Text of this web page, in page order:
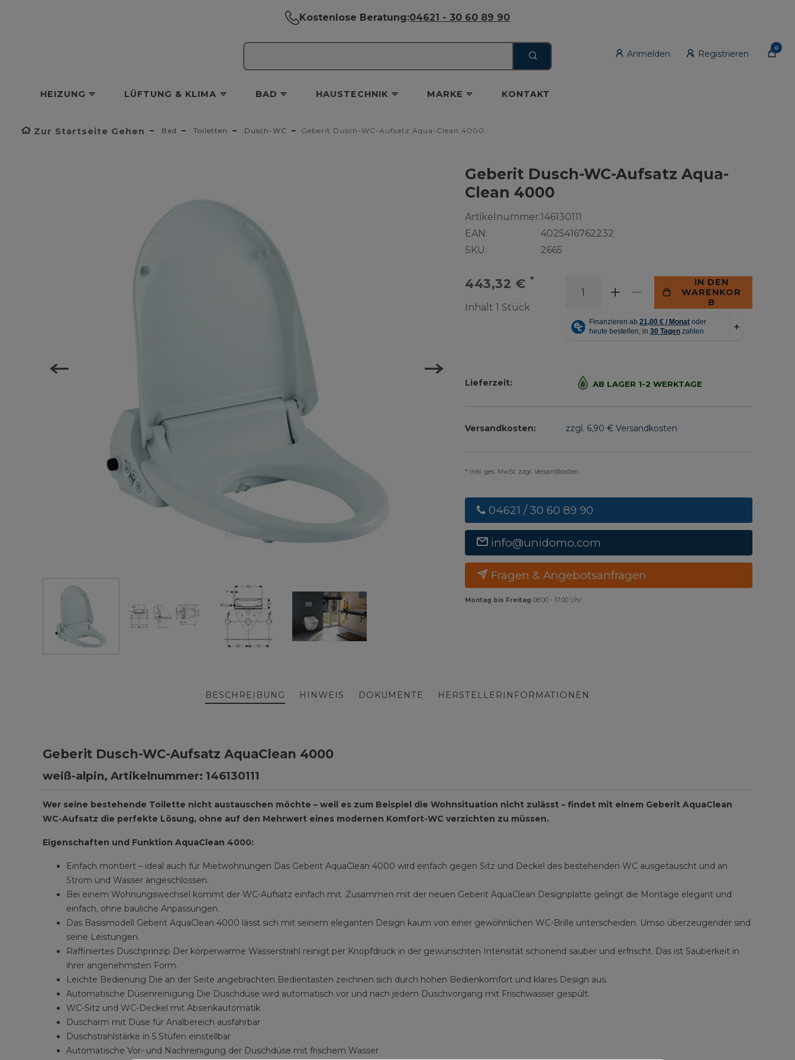
Kostenlose Beratung:04621 - 30 60 89 90
Anmelden Registrieren
0
HEIZUNG LÜFTUNG & KLIMA BAD HAUSTECHNIK MARKE KONTAKT
Zur Startseite Gehen Bad Toiletten Dusch-WC Geberit Dusch-WC-Aufsatz Aqua-Clean 4000
Geberit Dusch-WC-Aufsatz Aqua-
Clean 4000
Artikelnummer:
EAN:
SKU:
146130111
4025416762232
2665
443,32 € *
Inhalt 1 Stück
IN DEN
WARENKOR
B
Lieferzeit: AB LAGER 1-2 WERKTAGE
Versandkosten: zzgl. 6,90 € Versandkosten
* inkl. ges. MwSt. zzgl. Versandkosten
04621 / 30 60 89 90
info@unidomo.com
Fragen & Angebotsanfragen
Montag bis Freitag 08:00 - 17:00 Uhr
BESCHREIBUNG HINWEIS DOKUMENTE HERSTELLERINFORMATIONEN
Geberit Dusch-WC-Aufsatz AquaClean 4000
weiß-alpin, Artikelnummer: 146130111
Wer seine bestehende Toilette nicht austauschen möchte – weil es zum Beispiel die Wohnsituation nicht zulässt – findet mit einem Geberit AquaClean
WC-Aufsatz die perfekte Lösung, ohne auf den Mehrwert eines modernen Komfort-WC verzichten zu müssen.
Eigenschaften und Funktion AquaClean 4000:
Einfach montiert – ideal auch für Mietwohnungen Das Geberit AquaClean 4000 wird einfach gegen Sitz und Deckel des bestehenden WC ausgetauscht und an
Strom und Wasser angeschlossen.
Bei einem Wohnungswechsel kommt der WC-Aufsatz einfach mit. Zusammen mit der neuen Geberit AquaClean Designplatte gelingt die Montage elegant und
einfach, ohne bauliche Anpassungen.
Das Basismodell Geberit AquaClean 4000 lässt sich mit seinem eleganten Design kaum von einer gewöhnlichen WC-Brille unterscheiden. Umso überzeugender sind
seine Leistungen.
Raffiniertes Duschprinzip Der körperwarme Wasserstrahl reinigt per Knopfdruck in der gewünschten Intensität schonend sauber und erfrischt. Das ist Sauberkeit in
ihrer angenehmsten Form.
Leichte Bedienung Die an der Seite angebrachten Bedientasten zeichnen sich durch hohen Bedienkomfort und klares Design aus.
Automatische Düsenreinigung Die Duschdüse wird automatisch vor und nach jedem Duschvorgang mit Frischwasser gespült.
WC-Sitz und WC-Deckel mit Absenkautomatik
Duscharm mit Düse für Analbereich ausfahrbar
Duschstrahlstärke in 5 Stufen einstellbar
Automatische Vor- und Nachreinigung der Duschdüse mit frischem Wasser